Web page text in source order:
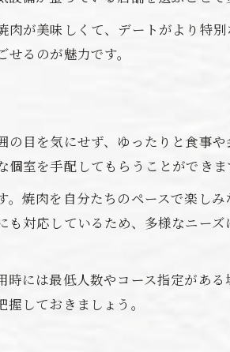
時間を
ワの魅力
が美味しくて、デートがより特
るのが魅力です。
目を気にせず、ゆったりと食事
室を手配してもらうことができま
焼肉を自分たちのペースで楽し
対応しているため、多様なニー
には最低人数やコース指定があ
しておきましょう。